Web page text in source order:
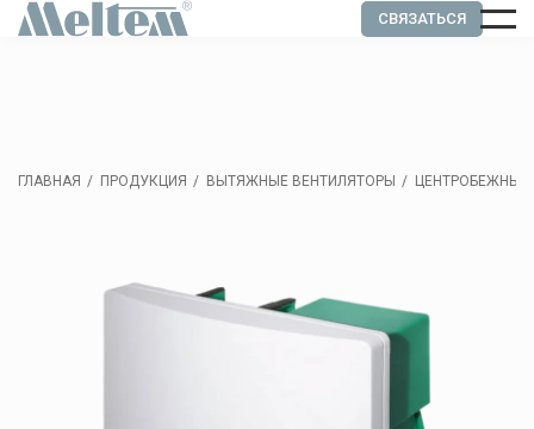
СВЯЗАТЬСЯ
ГЛАВНАЯ ПРОДУКЦИЯ ВЫТЯЖНЫЕ ВЕНТИЛЯТОРЫ ЦЕНТРОБЕЖНЫЙ